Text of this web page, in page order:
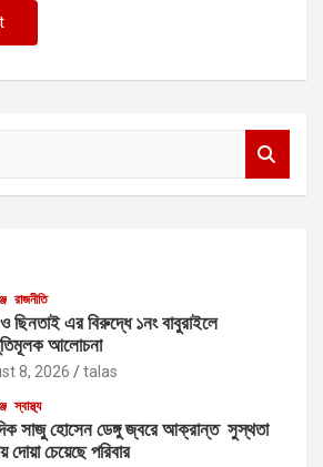
রাজনীতি
ছিনতাই এর বিরুদ্ধে ১নং বাবুরাইলে
আলোচনা
8, 2026 talas
স্বাস্থ্য
সাজু হোসেন ডেঙ্গু জ্বরে আক্রান্ত সুস্থতা
দোয়া চেয়েছে পরিবার